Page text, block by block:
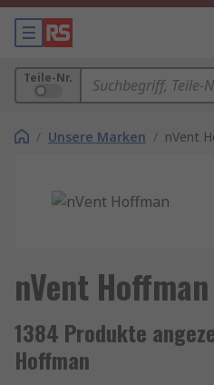
Teile-Nr.
/ Unsere Marken / nVent
nVent Hoffman
1384 Produkte
Hoffman